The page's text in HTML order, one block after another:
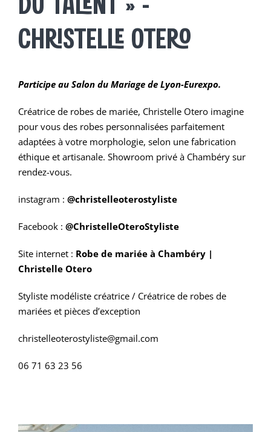
CHRISTELLE OTERO
Participe au Salon du Mariage de Lyon-Eurexpo.
Créatrice de robes de mariée, Christelle Otero imagine
pour vous des robes personnalisées parfaitement
adaptées à votre morphologie, selon une fabrication
éthique et artisanale. Showroom privé à Chambéry sur
rendez-vous.
instagram : @christelleoterostyliste
Facebook : @ChristelleOteroStyliste
Site internet : Robe de mariée à Chambéry |
Christelle Otero
Styliste modéliste créatrice / Créatrice de robes de
mariées et pièces d’exception
christelleoterostyliste@gmail.com
06 71 63 23 56